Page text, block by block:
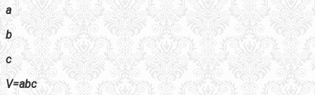
a
b
c
V=abc